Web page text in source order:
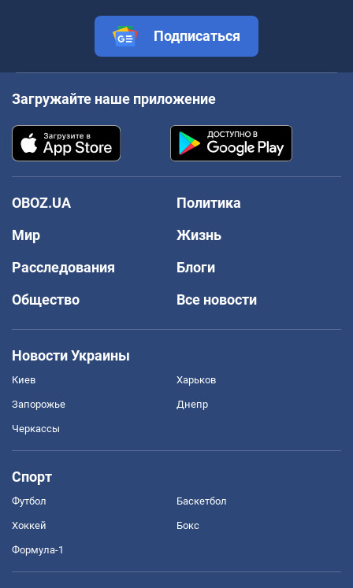
Подписаться
Загружайте наше приложение
OBOZ.UA
Политика
Мир
Жизнь
Расследования
Блоги
Общество
Все новости
Новости Украины
Киев Харьков
Запорожье Днепр
Черкассы
Спорт
Футбол Баскетбол
Хоккей Бокс
Формула-1